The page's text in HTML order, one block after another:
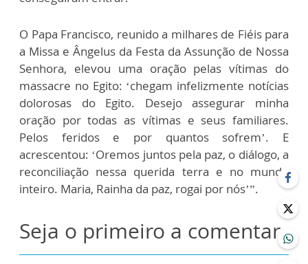
O Papa Francisco, reunido a milhares de Fiéis para
a Missa e Ângelus da Festa da Assunção de Nossa
Senhora, elevou uma oração pelas vítimas do
massacre no Egito: ‘chegam infelizmente notícias
dolorosas do Egito. Desejo assegurar minha
oração por todas as vítimas e seus familiares.
Pelos feridos e por quantos sofrem’. E
acrescentou: ‘Oremos juntos pela paz, o diálogo, a
reconciliação nessa querida terra e no mundo
inteiro. Maria, Rainha da paz, rogai por nós’”.
Seja o primeiro a comentar